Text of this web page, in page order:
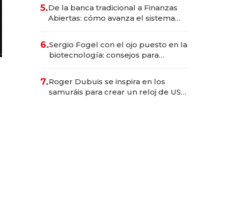
5.De la banca tradicional a Finanzas
Abiertas: cómo avanza el sistema
6.Sergio Fogel con el ojo puesto en la
biotecnología: consejos para
7.Roger Dubuis se inspira en los
samuráis para crear un reloj de US$